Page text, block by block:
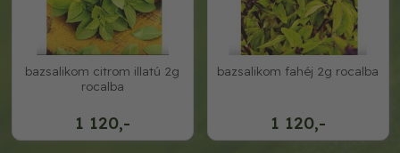
1 120,-
bazsalikom citrom illatú 2g
rocalba
1 120,-
bazsalikom fahéj 2g rocalba